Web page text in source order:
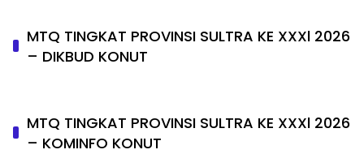
MTQ TINGKAT PROVINSI SULTRA KE XXXl 2026
– DIKBUD KONUT
MTQ TINGKAT PROVINSI SULTRA KE XXXl 2026
– KOMINFO KONUT